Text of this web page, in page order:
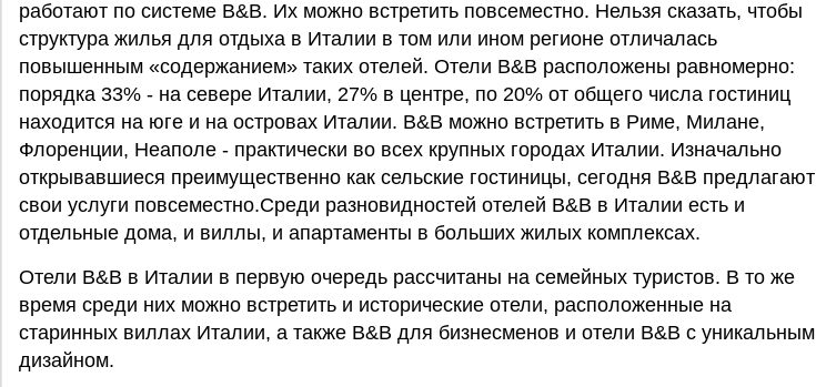
работают по системе B&B. Их можно встретить повсеместно. Нельзя сказать, чтобы
структура жилья для отдыха в Италии в том или ином регионе отличалась
повышенным «содержанием» таких отелей. Отели B&B расположены равномерно:
порядка 33% - на севере Италии, 27% в центре, по 20% от общего числа гостиниц
находится на юге и на островах Италии. B&B можно встретить в Риме, Милане,
Флоренции, Неаполе - практически во всех крупных городах Италии. Изначально
открывавшиеся преимущественно как сельские гостиницы, сегодня B&B предлагают
свои услуги повсеместно.Среди разновидностей отелей B&B в Италии есть и
отдельные дома, и виллы, и апартаменты в больших жилых комплексах.
Отели B&B в Италии в первую очередь рассчитаны на семейных туристов. В то же
время среди них можно встретить и исторические отели, расположенные на
старинных виллах Италии, а также B&B для бизнесменов и отели B&B с уникальным
дизайном.